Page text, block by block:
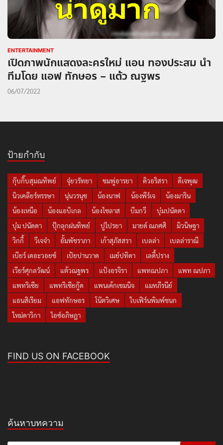
ENTERTAINMENT
เปิดภาพนักแสดงละครใหม่ แอน ทองประสม นำ
ทีมโดย แอฟ ทักษอร – แต้ว ณฐพร
06/07/2022
ป้ายกำกับ
กุ๊บกิ๊บสุมณทิพย์ จุ๋ยวรัทยา ชมพู่อารยา ดิวอริสรา
ดีเจพุฒ
นิวเคลียร์หรรษา
นุ่นวรนุช น้องนาฟ น้องพีร์เจ
น้องมาริน
น้องเหนือ
น้องแอบิเกล น้องไซลาส บีมกวี
บุ๋มปนัดดา
บุ๋ม ปนัดดา
ปุ๊กลุกฝนทิพย์ ปูไปรยา มายด์ ณภศศิ
มิวนิษฐา
วิกกี้
วีเจจ๋า อั้มพัชราภา เก้าสุภัสสรา เบลล่า
เบลล่าราณี
เบียร์ เดอะวอยซ์
เป้ยปานวาด เมย์ปทิดา
เลดี้ปราง
เวียร์ศุกลวัฒน์
แต้วณฐพร แป้งอรจิรา แพทณปภา
แพท ณปภา
แพทริเซีย
แพทริเซียกู๊ด แพนเค้กเขมนิจ
แมทภีรนีย์
แอนสิเรียม
แอฟทักษอร โน๊ตวิเศษ
ใบเฟิร์นพิมพ์ชนก
ใหม่ดาวิกา
ไอซ์อภิษฎา
FIND US ON FACEBOOK
ค้นหาบทความ